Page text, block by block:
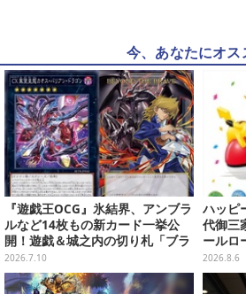
今、あなたにオス
『遊戯王OCG』氷結界、アンブラ
ルなど14枚もの新カード一挙公
開！遊戯＆城之内の切り札「ブラ
ック・デーモンズ・ドラゴン」も
新たな装いで登場
2026.7.10
ハッピ
代御三
ールロ
全12種
2026.8.6